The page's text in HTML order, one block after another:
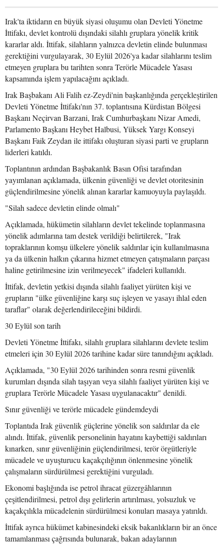
Irak'ta iktidarın en büyük siyasi oluşumu olan Devleti Yönetme
İttifakı, devlet kontrolü dışındaki silahlı gruplara yönelik kritik
kararlar aldı. İttifak, silahların yalnızca devletin elinde bulunması
gerektiğini vurgulayarak, 30 Eylül 2026'ya kadar silahlarını teslim
etmeyen gruplara bu tarihten sonra Terörle Mücadele Yasası
kapsamında işlem yapılacağını açıkladı.
Irak Başbakanı Ali Falih ez-Zeydi'nin başkanlığında gerçekleştirilen
Devleti Yönetme İttifakı'nın 37. toplantısına Kürdistan Bölgesi
Başkanı Neçirvan Barzani, Irak Cumhurbaşkanı Nizar Amedi,
Parlamento Başkanı Heybet Halbusi, Yüksek Yargı Konseyi
Başkanı Faik Zeydan ile ittifakı oluşturan siyasi parti ve grupların
liderleri katıldı.
Toplantının ardından Başbakanlık Basın Ofisi tarafından
yayımlanan açıklamada, ülkenin güvenliği ve devlet otoritesinin
güçlendirilmesine yönelik alınan kararlar kamuoyuyla paylaşıldı.
"Silah sadece devletin elinde olmalı"
Açıklamada, hükümetin silahların devlet tekelinde toplanmasına
yönelik adımlarına tam destek verildiği belirtilerek, "Irak
topraklarının komşu ülkelere yönelik saldırılar için kullanılmasına
ya da ülkenin halkın çıkarına hizmet etmeyen çatışmaların parçası
haline getirilmesine izin verilmeyecek" ifadeleri kullanıldı.
İttifak, devletin yetkisi dışında silahlı faaliyet yürüten kişi ve
grupların "ülke güvenliğine karşı suç işleyen ve yasayı ihlal eden
taraflar" olarak değerlendirileceğini bildirdi.
30 Eylül son tarih
Devleti Yönetme İttifakı, silahlı gruplara silahlarını devlete teslim
etmeleri için 30 Eylül 2026 tarihine kadar süre tanındığını açıkladı.
Açıklamada, "30 Eylül 2026 tarihinden sonra resmi güvenlik
kurumları dışında silah taşıyan veya silahlı faaliyet yürüten kişi ve
gruplara Terörle Mücadele Yasası uygulanacaktır" denildi.
Sınır güvenliği ve terörle mücadele gündemdeydi
Toplantıda Irak güvenlik güçlerine yönelik son saldırılar da ele
alındı. İttifak, güvenlik personelinin hayatını kaybettiği saldırıları
kınarken, sınır güvenliğinin güçlendirilmesi, terör örgütleriyle
mücadele ve uyuşturucu kaçakçılığının önlenmesine yönelik
çalışmaların sürdürülmesi gerektiğini vurguladı.
Ekonomi başlığında ise petrol ihracat güzergâhlarının
çeşitlendirilmesi, petrol dışı gelirlerin artırılması, yolsuzluk ve
kaçakçılıkla mücadelenin sürdürülmesi konuları masaya yatırıldı.
İttifak ayrıca hükümet kabinesindeki eksik bakanlıkların bir an önce
tamamlanması çağrısında bulunarak, bakan adaylarının